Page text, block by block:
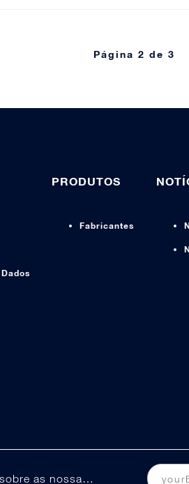
Página 2 de 3
PRODUTOS
Fabricantes
Mantenha-se informado sobre as nossas promoções e ofertas